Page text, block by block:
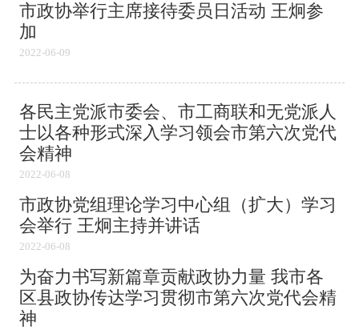
市政协举行主席接待委员日活动 王炯参
加
2022-06-09
各民主党派市委会、市工商联和无党派人
士以各种形式深入学习领会市第六次党代
会精神
2022-06-08
市政协党组理论学习中心组（扩大）学习
会举行 王炯主持并讲话
2022-06-08
为奋力书写新篇章贡献政协力量 我市各
区县政协传达学习贯彻市第六次党代会精
神